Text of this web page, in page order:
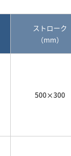
ストローク
（mm）
500×300